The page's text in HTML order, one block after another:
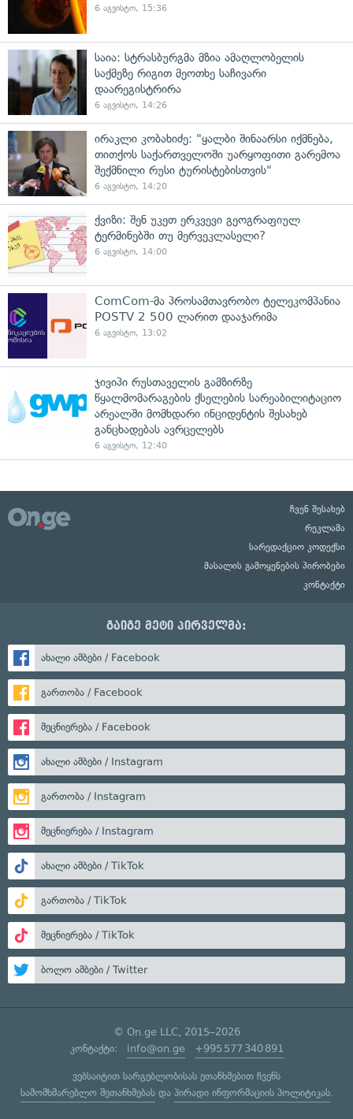
6 აგვისტო, 15:36
საია: სტრასბურგმა მზია ამაღლობელის
საქმეზე რიგით მეოთხე საჩივარი
დაარეგისტრირა
6 აგვისტო, 14:26
ირაკლი კობახიძე: "ყალბი შინაარსი იქმნება,
თითქოს საქართველოში უარყოფითი გარემოა
შექმნილი რუსი ტურისტებისთვის"
6 აგვისტო, 14:20
ქვიზი: შენ უკეთ ერკვევი გეოგრაფიულ
ტერმინებში თუ მერვეკლასელი?
6 აგვისტო, 14:00
ComCom-მა პროსამთავრობო ტელეკომპანია
POSTV 2 500 ლარით დააჯარიმა
6 აგვისტო, 13:02
ჯივიპი რუსთაველის გამზირზე
წყალმომარაგების ქსელების სარეაბილიტაციო
არეალში მომხდარი ინციდენტის შესახებ
განცხადებას ავრცელებს
6 აგვისტო, 12:40
ჩვენ შესახებ
რეკლამა
სარედაქციო კოდექსი
მასალის გამოყენების პირობები
კონტაქტი
გაიგე მეტი პირველმა:
ახალი ამბები / Facebook
გართობა / Facebook
მეცნიერება / Facebook
ახალი ამბები / Instagram
გართობა / Instagram
მეცნიერება / Instagram
ახალი ამბები / TikTok
გართობა / TikTok
მეცნიერება / TikTok
ბოლო ამბები / Twitter
© On.ge LLC, 2015–2026
კონტაქტი: info@on.ge +995 577 340 891
ვებსაიტით სარგებლობისას ეთანხმებით ჩვენს
სამომხმარებლო შეთანხმებასდა პირადი ინფორმაციის პოლიტიკას.